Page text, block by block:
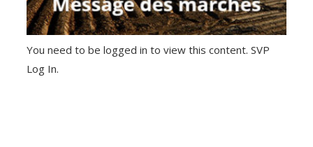
You need to be logged in to view this content. SVP
Log In.